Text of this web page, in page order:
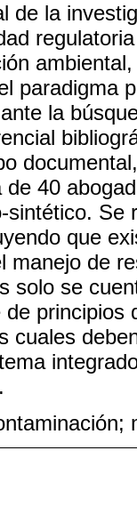
de la
paradigma
la
40
sintético. Se
que
manejo de
solo se
principios
cuales